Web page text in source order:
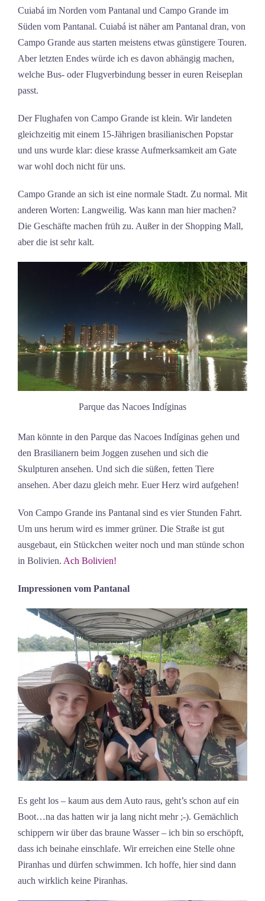
Cuiabá im Norden vom Pantanal und Campo Grande im
Süden vom Pantanal. Cuiabá ist näher am Pantanal dran, von
Campo Grande aus starten meistens etwas günstigere Touren.
Aber letzten Endes würde ich es davon abhängig machen,
welche Bus- oder Flugverbindung besser in euren Reiseplan
passt.
Der Flughafen von Campo Grande ist klein. Wir landeten
gleichzeitig mit einem 15-Jährigen brasilianischen Popstar
und uns wurde klar: diese krasse Aufmerksamkeit am Gate
war wohl doch nicht für uns.
Campo Grande an sich ist eine normale Stadt. Zu normal. Mit
anderen Worten: Langweilig. Was kann man hier machen?
Die Geschäfte machen früh zu. Außer in der Shopping Mall,
aber die ist sehr kalt.
Parque das Nacoes Indíginas
Man könnte in den Parque das Nacoes Indíginas gehen und
den Brasilianern beim Joggen zusehen und sich die
Skulpturen ansehen. Und sich die süßen, fetten Tiere
ansehen. Aber dazu gleich mehr. Euer Herz wird aufgehen!
Von Campo Grande ins Pantanal sind es vier Stunden Fahrt.
Um uns herum wird es immer grüner. Die Straße ist gut
ausgebaut, ein Stückchen weiter noch und man stünde schon
in Bolivien. Ach Bolivien!
Impressionen vom Pantanal
Es geht los – kaum aus dem Auto raus, geht’s schon auf ein
Boot…na das hatten wir ja lang nicht mehr ;-). Gemächlich
schippern wir über das braune Wasser – ich bin so erschöpft,
dass ich beinahe einschlafe. Wir erreichen eine Stelle ohne
Piranhas und dürfen schwimmen. Ich hoffe, hier sind dann
auch wirklich keine Piranhas.